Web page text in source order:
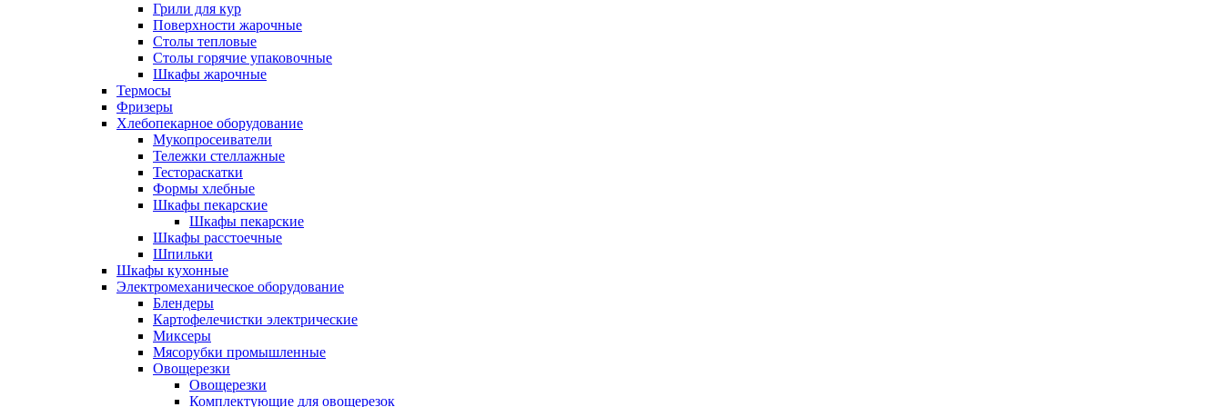
Грили для кур
Поверхности жарочные
Столы тепловые
Столы горячие упаковочные
Шкафы жарочные
Термосы
Фризеры
Хлебопекарное оборудование
Мукопросеиватели
Тележки стеллажные
Тестораскатки
Формы хлебные
Шкафы пекарские
Шкафы пекарские
Шкафы расстоечные
Шпильки
Шкафы кухонные
Электромеханическое оборудование
Блендеры
Картофелечистки электрические
Миксеры
Мясорубки промышленные
Овощерезки
Овощерезки
Комплектующие для овощерезок